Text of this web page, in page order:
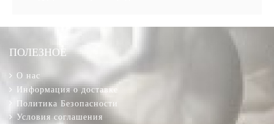
ПОЛЕЗНОЕ
О нас
Информация о доставке
Политика Безопасности
Условия соглашения